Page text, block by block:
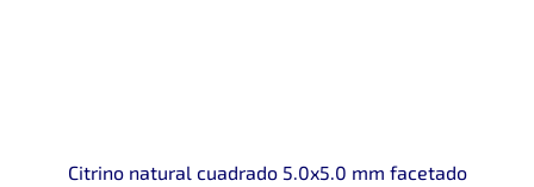
Citrino natural cuadrado 5.0x5.0 mm facetado